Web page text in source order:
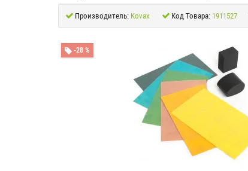
Производитель: Kovax Код Товара: 1911527
-28 %